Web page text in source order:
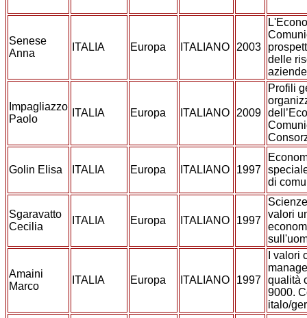
Senese
Anna
ITALIA Europa ITALIANO 2003
delle
aziende
Impagliazzo
Paolo
ITALIA Europa ITALIANO 2009
Profili
Golin Elisa ITALIA Europa ITALIANO 1997
di
Sgaravatto
Cecilia
ITALIA Europa ITALIANO 1997
valori
Amaini
Marco
ITALIA Europa ITALIANO 1997
I valori
qualità
9000.
italo/